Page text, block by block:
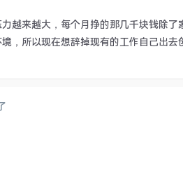
越来越大，每个月挣的那几千块钱除了
，所以现在想辞掉现有的工作自己出去